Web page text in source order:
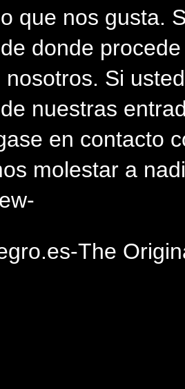
que nos gusta.
donde
nosotros. Si
nuestras
en contacto
molestar a
The